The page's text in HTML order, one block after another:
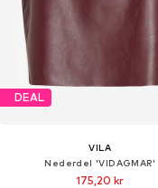
DEAL
VILA
Nederdel 'VIDAGMAR'
175,20 kr